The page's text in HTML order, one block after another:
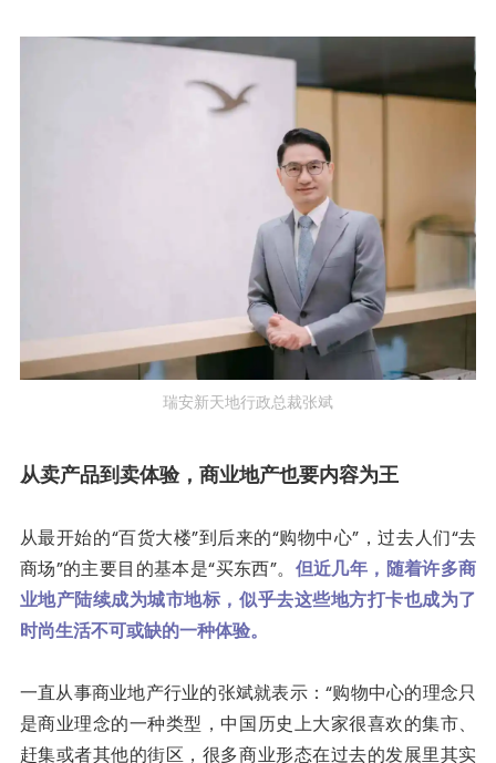
瑞安新天地行政总裁张斌
从卖产品到卖体验，商业地产也要内容为王
从最开始的“百货大楼”到后来的“购物中心”，过去人们“去
商场”的主要目的基本是“买东西”。 但近几年，随着许多商
业地产陆续成为城市地标，似乎去这些地方打卡也成为了
时尚生活不可或缺的一种体验。
一直从事商业地产行业的张斌就表示：“购物中心的理念只
是商业理念的一种类型，中国历史上大家很喜欢的集市、
赶集或者其他的街区，很多商业形态在过去的发展里其实